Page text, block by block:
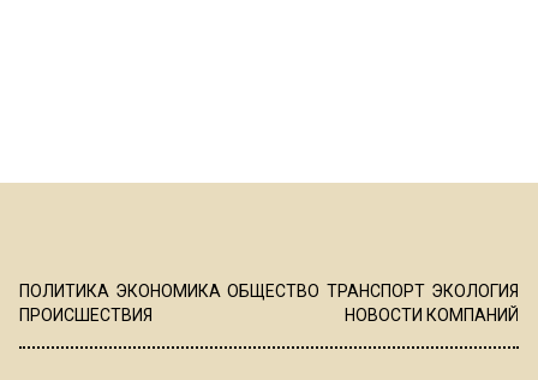
ПОЛИТИКА ЭКОНОМИКА ОБЩЕСТВО ТРАНСПОРТ ЭКОЛОГИЯ
ПРОИСШЕСТВИЯ
НОВОСТИ КОМПАНИЙ